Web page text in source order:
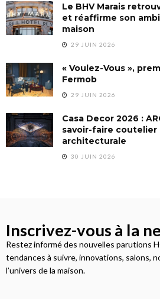
Le BHV Marais
et réaffirme son
maison
29 JUIN 2026
« Voulez-Vous »,
Fermob
29 JUIN 2026
Casa Decor 2026 :
savoir-faire coutelier
architecturale
30 JUIN 2026
Inscrivez-vous à la
Restez informé des nouvelles parutions
tendances à suivre, innovations, salons,
l’univers de la maison.